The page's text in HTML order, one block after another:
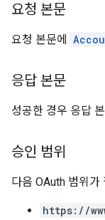
요청 본문
요청 본문에
응답 본문
성공한 경우 응답 본
승인 범위
다음 OAuth 범위가
https://